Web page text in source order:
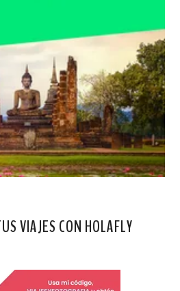
VIAJES CON HOLAFLY